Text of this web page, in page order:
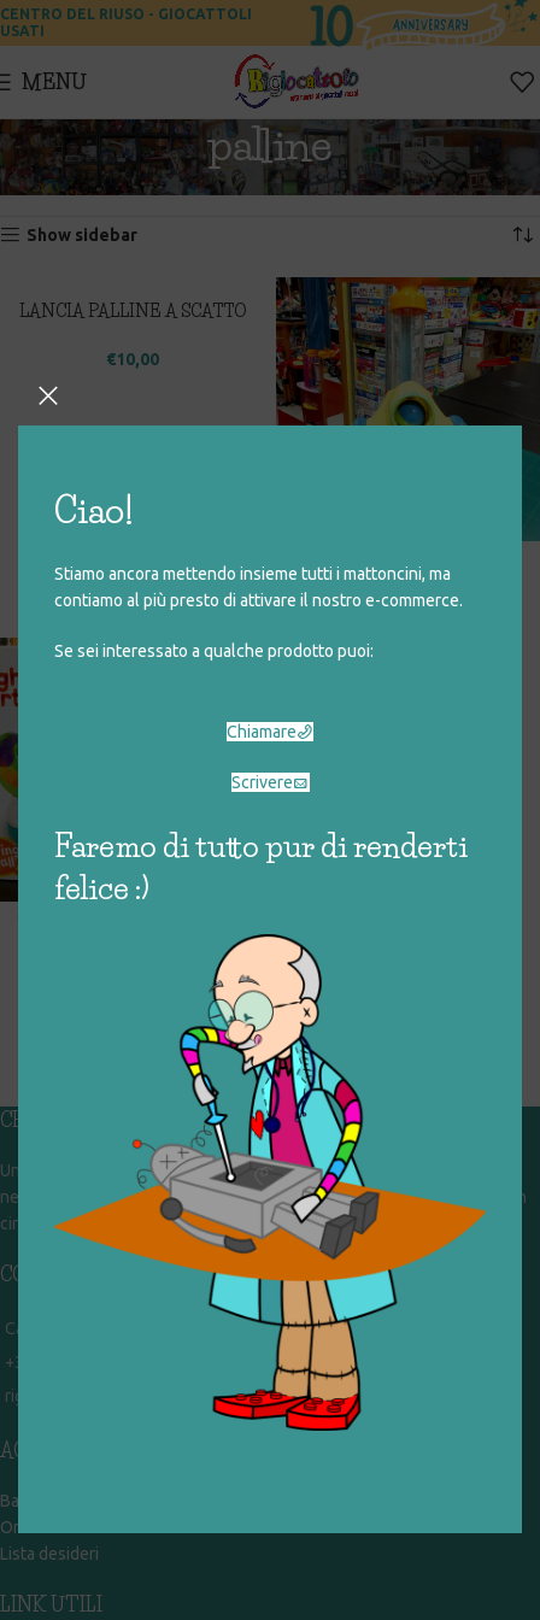
Ciao!
Stiamo ancora mettendo insieme tutti i mattoncini, ma
contiamo al più presto di attivare il nostro e-commerce.
Se sei interessato a qualche prodotto puoi:
Chiamare
Scrivere
Faremo di tutto pur di renderti
felice :)
CENTRO DEL RIUSO - GIOCATTOLI
USATI
MENU
palline
Home Prodotti taggati “palline” Visualizzazione di 5 risultati
Show sidebar
LANCIA PALLINE A SCATTO
€10,00
€14,00
LANCIA PALLINE A PUNTI –
CHI SIAMO
Un gruppo di volontari che sognano di diventare un centro del riuso e
nel frattempo ricevono in dono giocattoli, li riparano e li reimmettono in
circolazione. Operiamo per un'economia civile, circolare e sostenibile.
CONTATTI
Campobasso - via Garibaldi 51
+39 328 767 9587
rigiocattolocb@gmail.com
ACCOUNT
Bacheca
Ordini
Lista desideri
LINK UTILI